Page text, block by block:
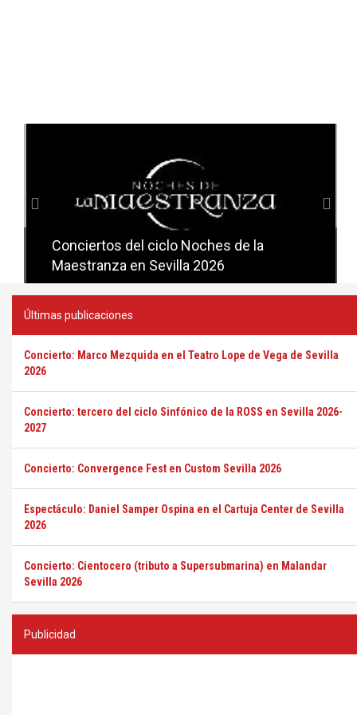
Conciertos del ciclo Noches de la
Maestranza en Sevilla 2026
Conciertos del ciclo Candlelight en
Sevilla
Últimas publicaciones
Concierto: Marco Mezquida en el Teatro Lope de Vega de Sevilla
2026
Concierto: tercero del ciclo Sinfónico de la ROSS en Sevilla 2026-
2027
Concierto: Convergence Fest en Custom Sevilla 2026
Espectáculo: Daniel Samper Ospina en el Cartuja Center de Sevilla
2026
Concierto: Cientocero (tributo a Supersubmarina) en Malandar
Sevilla 2026
Publicidad